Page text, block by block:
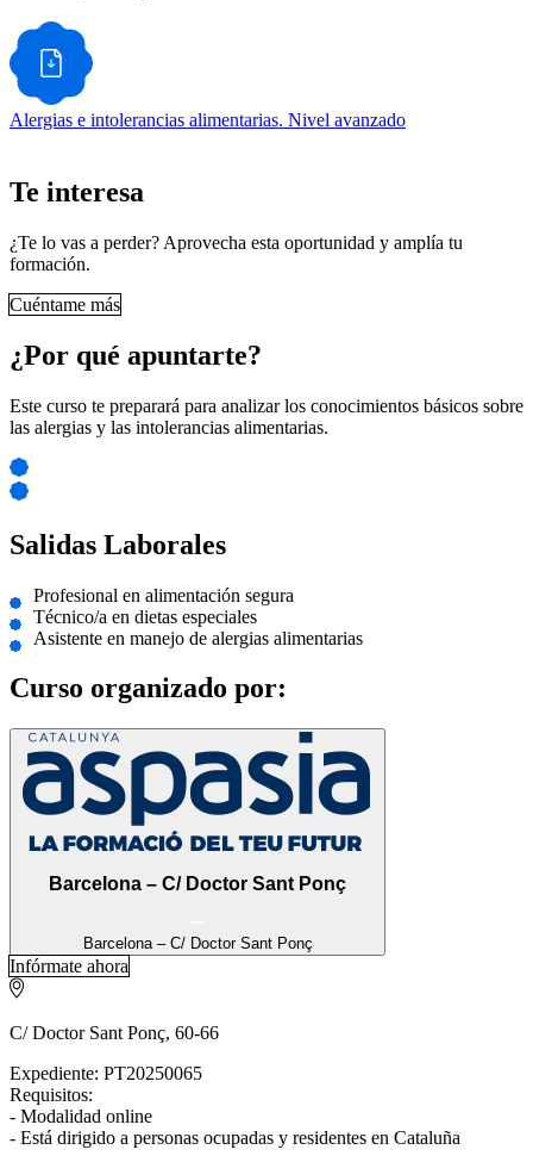
Alergias e intolerancias alimentarias. Nivel avanzado
Te interesa
¿Te lo vas a perder? Aprovecha esta oportunidad y amplía tu
formación.
Cuéntame más
¿Por qué apuntarte?
Este curso te preparará para analizar los conocimientos básicos sobre
las alergias y las intolerancias alimentarias.
Salidas Laborales
Profesional en alimentación segura
Técnico/a en dietas especiales
Asistente en manejo de alergias alimentarias
Curso organizado por:
Barcelona – C/ Doctor Sant Ponç
Barcelona – C/ Doctor Sant Ponç
Infórmate ahora
C/ Doctor Sant Ponç, 60-66
Expediente: PT20250065
Requisitos:
- Modalidad online
- Está dirigido a personas ocupadas y residentes en Cataluña